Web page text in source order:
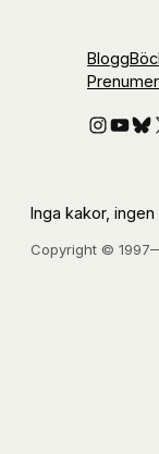
Blogg
Inga kakor, ingen
Copyright ©